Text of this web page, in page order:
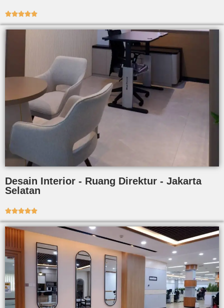

Desain Interior - Ruang Direktur - Jakarta
Selatan
